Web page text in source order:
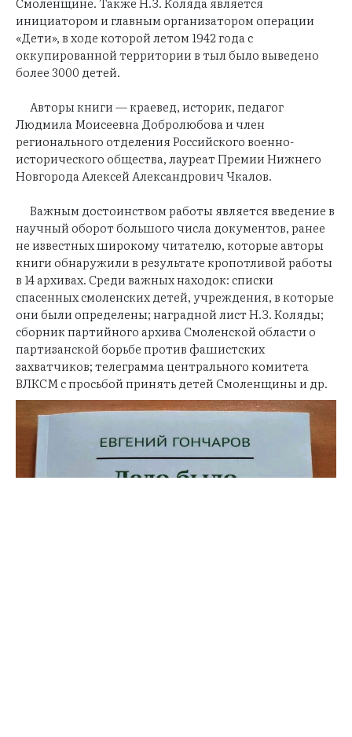
инициатором и главным организатором операции
«Дети», в ходе которой летом 1942 года с
оккупированной территории в тыл было выведено
более 3000 детей.
Авторы книги — краевед, историк, педагог
Людмила Моисеевна Добролюбова и член
регионального отделения Российского военно-
исторического общества, лауреат Премии Нижнего
Новгорода Алексей Александрович Чкалов.
Важным достоинством работы является введение в
научный оборот большого числа документов, ранее
не известных широкому читателю, которые авторы
книги обнаружили в результате кропотливой работы
в 14 архивах. Среди важных находок: списки
спасенных смоленских детей, учреждения, в которые
они были определены; наградной лист Н.З. Коляды;
сборник партийного архива Смоленской области о
партизанской борьбе против фашистских
захватчиков; телеграмма центрального комитета
ВЛКСМ с просьбой принять детей Смоленщины и др.